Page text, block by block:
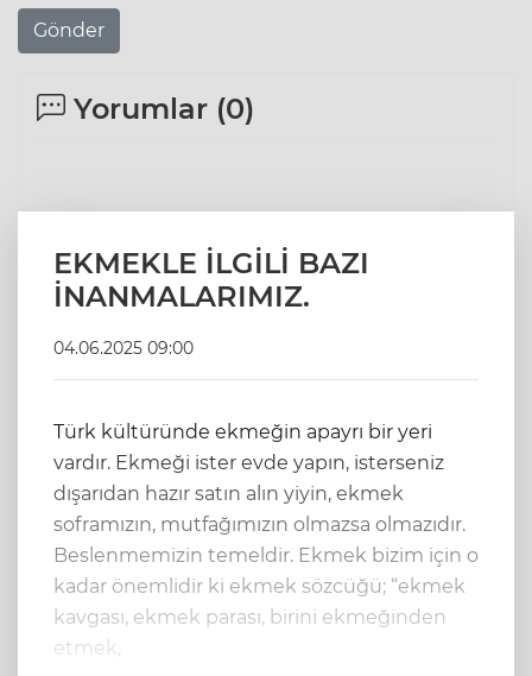
Gönder
Yorumlar (0)
EKMEKLE İLGİLİ BAZI
İNANMALARIMIZ.
04.06.2025 09:00
Türk kültüründe ekmeğin apayrı bir yeri
vardır. Ekmeği ister evde yapın, isterseniz
dışarıdan hazır satın alın yiyin, ekmek
soframızın, mutfağımızın olmazsa olmazıdır.
Beslenmemizin temeldir. Ekmek bizim için o
kadar önemlidir ki ekmek sözcüğü; “ekmek
kavgası, ekmek parası, birini ekmeğinden
etmek,